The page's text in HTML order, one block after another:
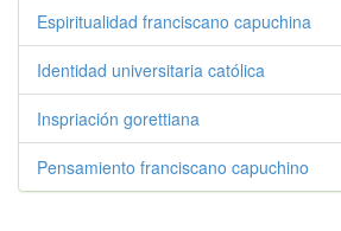
Espiritualidad franciscano capuchina
Identidad universitaria católica
Inspriación gorettiana
Pensamiento franciscano capuchino